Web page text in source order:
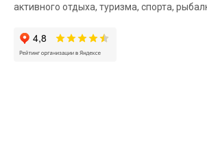
активного отдыха, туризма, спорта,